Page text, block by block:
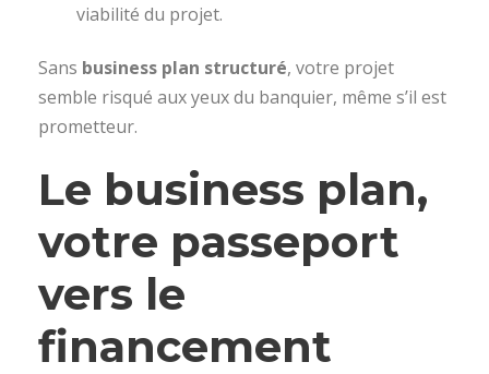
viabilité du projet.
Sans business plan structuré, votre projet
semble risqué aux yeux du banquier, même s’il est
prometteur.
Le business plan,
votre passeport
vers le
financement